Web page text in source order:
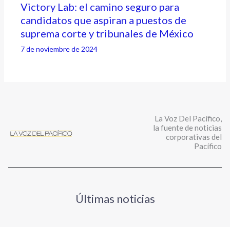
Victory Lab: el camino seguro para
candidatos que aspiran a puestos de
suprema corte y tribunales de México
7 de noviembre de 2024
La Voz Del Pacífico,
la fuente de noticias
corporativas del
Pacífico
Últimas noticias